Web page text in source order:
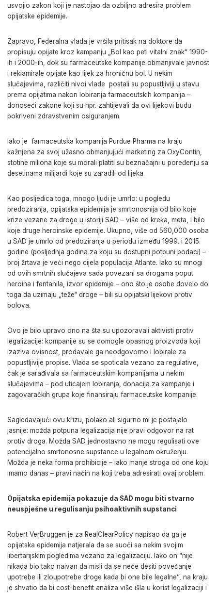
usvojio zakon koji je nastojao da ozbiljno adresira problem
opijatske epidemije.
Zapravo, Federalna vlada je vršila pritisak na doktore da
propisuju opijate kroz kampanju „Bol kao peti vitalni znak“ 1990-
ih i 2000-ih, dok su farmaceutske kompanije obmanjivale javnost
i reklamirale opijate kao lijek za hroničnu bol. U nekim
slučajevima, različiti nivoi vlade postali su popustljiviji u stavu
prema opijatima nakon lobiranja farmaceutskih kompanija –
donoseći zakone koji su npr. zahtijevali da ovi lijekovi budu
pokriveni zdravstvenim osiguranjem.
Iako je farmaceutska kompanija Purdue Pharma na kraju
kažnjena za svoj užasno obmanjujući marketing za OxyContin,
stotine miliona koje su morali platiti su beznačajni u poređenju sa
desetinama milijardi koje su zaradili od lijeka.
Kao posljedica toga, mnogo ljudi je umrlo: u pogledu
predoziranja, opijatska epidemija je smrtonosnija od bilo koje
krize vezane za droge u istoriji SAD – više od kreka, meta, i bilo
koje druge heroinske epidemije. Ukupno, više od 560,000 osoba
u SAD je umrlo od predoziranja u periodu između 1999. i 2015.
godine (posljednja godina za koju su dostupni potpuni podaci) –
broj žrtava je veći nego cijela populacija Atlante. Iako su mnogi
od ovih smrtnih slučajeva sada povezani sa drogama poput
heroina i fentanila, izvor epidemije – ono što je osobe dovelo do
toga da uzimaju „teže“ droge – bili su opijatski lijekovi protiv
bolova.
Ovo je bilo upravo ono na šta su upozoravali aktivisti protiv
legalizacije: kompanije su se domogle opasnog proizvoda koji
izaziva ovisnost, prodavale ga neodgovorno i lobirale za
popustljivije propise. Vlada se spoticala vezano za regulative,
čak je sarađivala sa farmaceutskim kompanijama u nekim
slučajevima – pod uticajem lobiranja, donacija za kampanje i
zagovaračkih grupa koje finansiraju farmaceutske kompanije.
Sagledavajući ovu krizu, polako ali sigurno mi je postajalo
jasnije: možda potpuna legalizacija nije pravi odgovor na rat
protiv droga. Možda SAD jednostavno ne mogu regulisati ove
potencijalno smrtonosne supstance u legalnom okruženju.
Možda je neka forma prohibicije – iako manje stroga od one koju
imamo danas – pravi način na koji treba adresirati ovaj problem.
Opijatska epidemija pokazuje da SAD mogu biti stvarno
neuspješne u regulisanju psihoaktivnih supstanci
Robert VerBruggen je za RealClearPolicy napisao da ga je
opijatska epidemija natjerala da se suoči sa nekim svojim
libertarijskim pogledima vezano za legalizaciju. Iako on “nije
nikada bio tako naivan da misli da se neće desiti povećanje
upotrebe ili zloupotrebe droge kada bi one bile legalne”, na kraju
je shvatio da bi cost-benefit analiza više išla u korist legalizaciji i